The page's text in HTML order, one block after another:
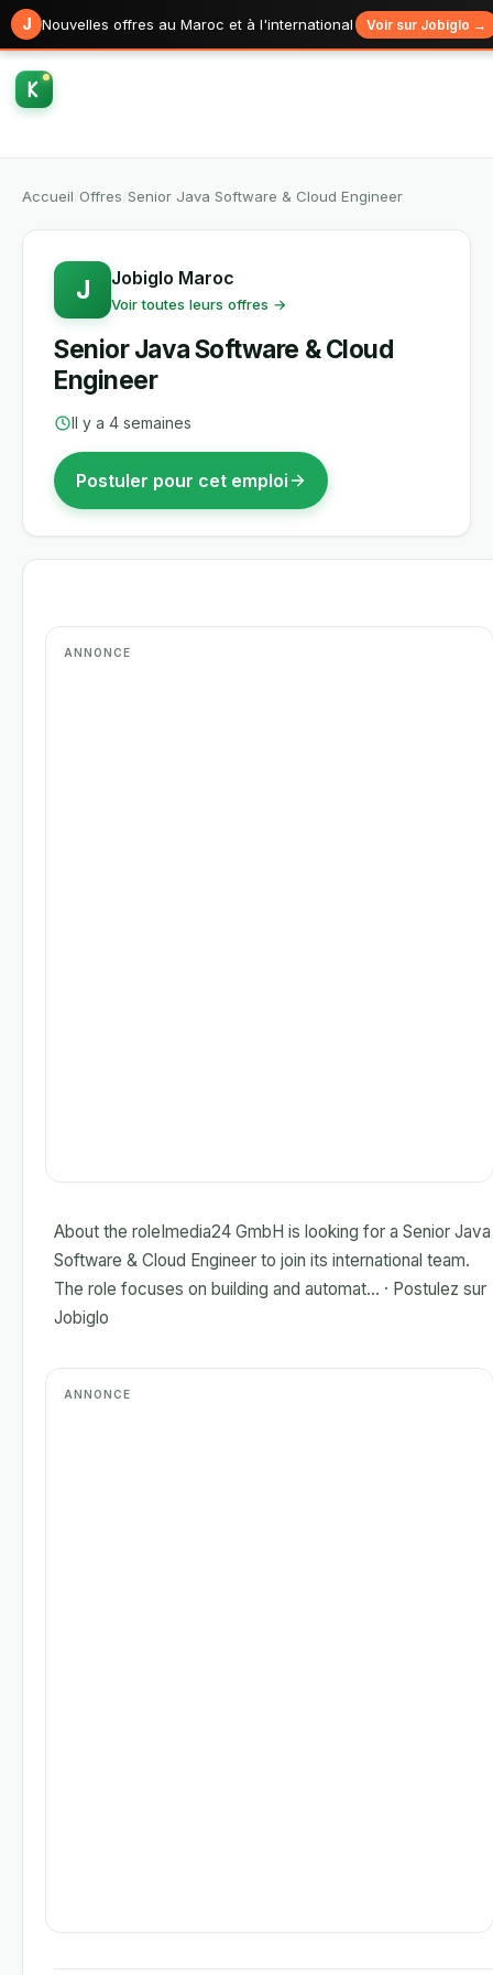
J Nouvelles offres au Maroc et à l'international Voir sur Jobiglo →
Accueil Offres Senior Java Software & Cloud Engineer
J Jobiglo Maroc
Voir toutes leurs offres →
Senior Java Software & Cloud
Engineer
Il y a 4 semaines
Postuler pour cet emploi
About the roleImedia24 GmbH is looking for a Senior Java
Software & Cloud Engineer to join its international team.
The role focuses on building and automat... · Postulez sur
Jobiglo